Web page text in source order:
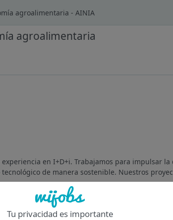
agroalimentaria - AINIA
agroalimentaria
en I+D+i. Trabajamos para impulsar
de manera sostenible. Nuestros
Tu privacidad es importante